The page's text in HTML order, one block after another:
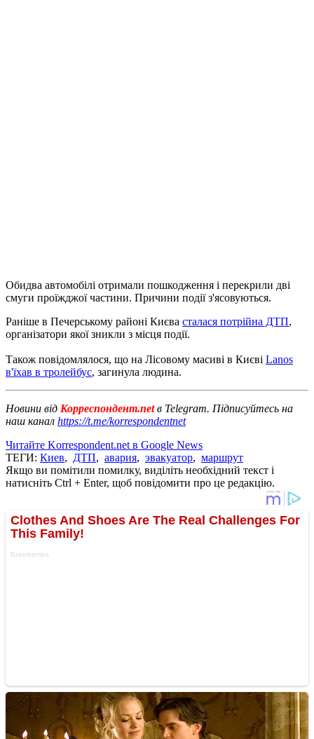
Обидва автомобілі отримали пошкодження і перекрили дві
смуги проїжджої частини. Причини події з'ясовуються.
Раніше в Печерському районі Києва сталася потрійна ДТП,
організатори якої зникли з місця події.
Також повідомлялося, що на Лісовому масиві в Києві Lanos
в'їхав в тролейбус, загинула людина.
Новини від Корреспондент.netв Telegram. Підписуйтесь на
наш канал https://t.me/korrespondentnet
Читайте Korrespondent.net в Google News
ТЕГИ: Киев, ДТП, авария, эвакуатор, маршрут
Якщо ви помітили помилку, виділіть необхідний текст і
натисніть Ctrl + Enter, щоб повідомити про це редакцію.